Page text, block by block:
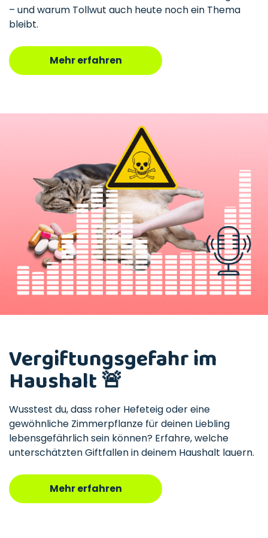
– und warum Tollwut auch heute noch ein Thema
bleibt.
Mehr erfahren
Vergiftungsgefahr im
Haushalt 🚨
Wusstest du, dass roher Hefeteig oder eine
gewöhnliche Zimmerpflanze für deinen Liebling
lebensgefährlich sein können? Erfahre, welche
unterschätzten Giftfallen in deinem Haushalt lauern.
Mehr erfahren